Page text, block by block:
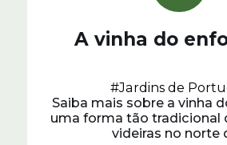
A vinha do
#Jardins de
Saiba mais sobre a vinha
uma forma tão tradicional
videiras no norte